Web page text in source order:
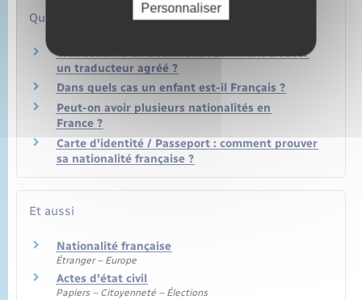
Questions ? Réponses !
Traduction d'un document : comment trouver
un traducteur agréé ?
Dans quels cas un enfant est-il Français ?
Peut-on avoir plusieurs nationalités en
France ?
Carte d'identité / Passeport : comment prouver
sa nationalité française ?
Et aussi
Nationalité française
Étranger – Europe
Actes d'état civil
Papiers – Citoyenneté – Élections
Personnaliser